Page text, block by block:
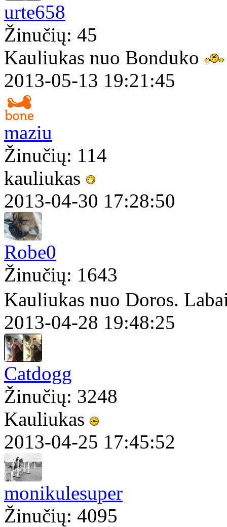
urte658
Žinučių: 45
Kauliukas nuo Bonduko
2013-05-13 19:21:45
maziu
Žinučių: 114
kauliukas
2013-04-30 17:28:50
Robe0
Žinučių: 1643
Kauliukas nuo Doros.
2013-04-28 19:48:25
Catdogg
Žinučių: 3248
Kauliukas
2013-04-25 17:45:52
monikulesuper
Žinučių: 4095